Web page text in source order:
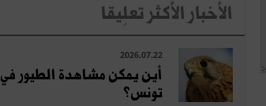
الأخبار الأكثر تعلِيقا
2026.07.22
أين يمكن مشاهدة الطيور في
تونس؟